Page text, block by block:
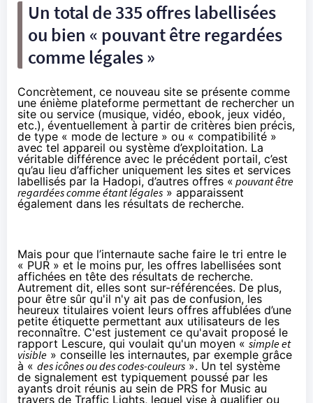
Un total de 335 offres labellisées
ou bien « pouvant être regardées
comme légales »
Concrètement, ce nouveau site se présente comme
une énième plateforme permettant de rechercher un
site ou service (musique, vidéo, ebook, jeux vidéo,
etc.), éventuellement à partir de critères bien précis,
de type « mode de lecture » ou « compatibilité »
avec tel appareil ou système d’exploitation. La
véritable différence avec le précédent portail, c’est
qu’au lieu d’afficher uniquement les sites et services
labellisés par la Hadopi, d’autres offres « pouvant être
regardées comme étant légales » apparaissent
également dans les résultats de recherche.
Mais pour que l’internaute sache faire le tri entre le
« PUR » et le moins pur, les offres labellisées sont
affichées en tête des résultats de recherche.
Autrement dit, elles sont sur-référencées. De plus,
pour être sûr qu'il n'y ait pas de confusion, les
heureux titulaires voient leurs offres affublées d’une
petite étiquette permettant aux utilisateurs de les
reconnaître. C'est justement ce qu'avait proposé le
rapport Lescure, qui voulait qu'un moyen « simple et
visible » conseille les internautes, par exemple grâce
à « des icônes ou des codes-couleurs ». Un tel système
de signalement est typiquement poussé par les
ayants droit réunis au sein de PRS for Music au
travers de Traffic Lights, lequel vise à qualifier ou